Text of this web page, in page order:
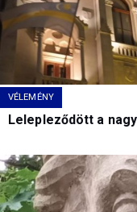
VÉLEMÉNY
Lelepleződött a